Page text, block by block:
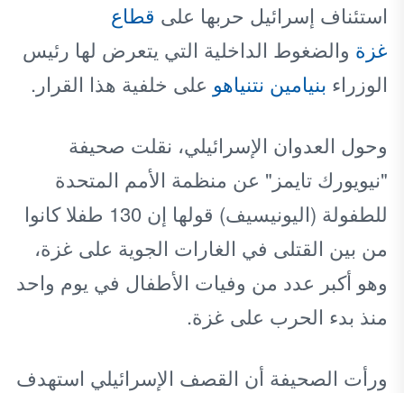
استئناف إسرائيل حربها على قطاع
غزة والضغوط الداخلية التي يتعرض لها رئيس
الوزراء بنيامين نتنياهو على خلفية هذا القرار.
وحول العدوان الإسرائيلي، نقلت صحيفة
"نيويورك تايمز" عن منظمة الأمم المتحدة
للطفولة (اليونيسيف) قولها إن 130 طفلا كانوا
من بين القتلى في الغارات الجوية على غزة،
وهو أكبر عدد من وفيات الأطفال في يوم واحد
منذ بدء الحرب على غزة.
ورأت الصحيفة أن القصف الإسرائيلي استهدف